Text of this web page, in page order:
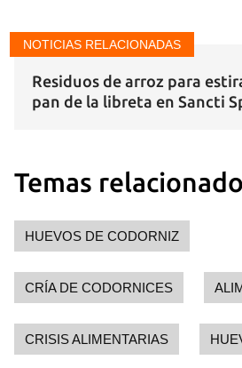
Para poder guardar como
iniciar sesión con tu cuenta de
NOTICIAS RELACIONADAS
Residuos de arroz para
pan de la libreta en Sancti
Temas
HUEVOS DE CODORNIZ
CRÍA DE CODORNICES
CRISIS ALIMENTARIAS